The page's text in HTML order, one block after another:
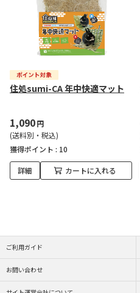
住処sumi-CA 年中快適マット
1,090円
(送料別・税込)
獲得ポイント : 10
詳細 カートに入れる
ご利用ガイド
お問い合わせ